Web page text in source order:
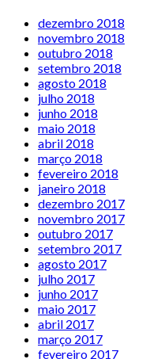
dezembro 2018
novembro 2018
outubro 2018
setembro 2018
agosto 2018
julho 2018
junho 2018
maio 2018
abril 2018
março 2018
fevereiro 2018
janeiro 2018
dezembro 2017
novembro 2017
outubro 2017
setembro 2017
agosto 2017
julho 2017
junho 2017
maio 2017
abril 2017
março 2017
fevereiro 2017